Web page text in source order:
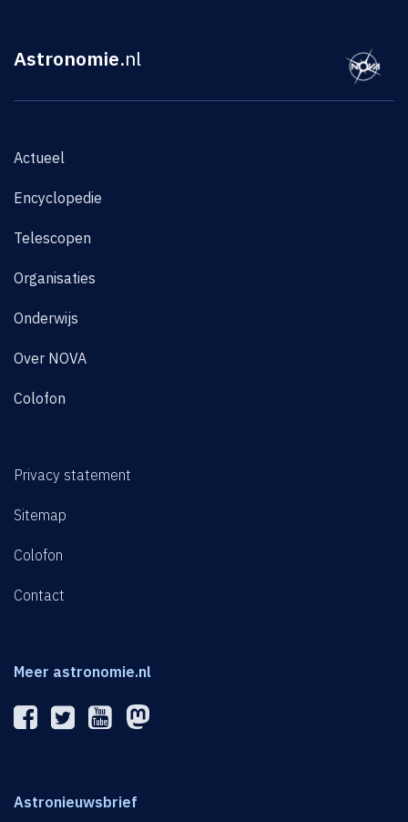
Astronomie.nl
Actueel
Encyclopedie
Telescopen
Organisaties
Onderwijs
Over NOVA
Colofon
Privacy statement
Sitemap
Colofon
Contact
Meer astronomie.nl
Astronieuwsbrief